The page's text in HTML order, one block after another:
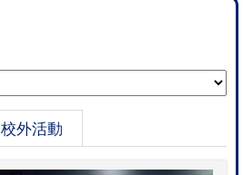
校外活動